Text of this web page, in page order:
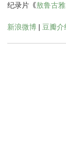
纪录片｟敖鲁古雅
新浪微博 | 豆瓣介